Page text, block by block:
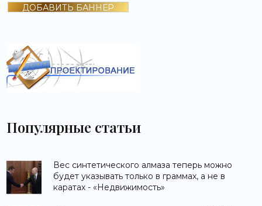
ДОБАВИТЬ БАННЕР
Популярные статьи
Вес синтетического алмаза теперь можно
будет указывать только в граммах, а не в
каратах - «Недвижимость»